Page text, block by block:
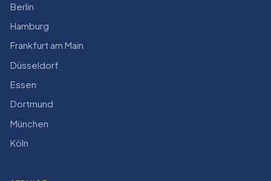
Berlin
Hamburg
Frankfurt am Main
Düsseldorf
Essen
Dortmund
München
Köln